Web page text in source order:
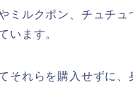
ミルクポン、チュチ
います。
それらを購入せずに